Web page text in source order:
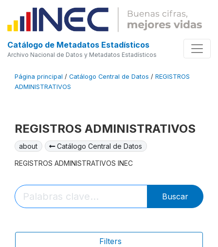
Catálogo de Metadatos Estadísticos
Archivo Nacional de Datos y Metadatos Estadísticos
Página principal / Catálogo Central de Datos / REGISTROS
ADMINISTRATIVOS
REGISTROS ADMINISTRATIVOS
about Catálogo Central de Datos
REGISTROS ADMINISTRATIVOS INEC
Buscar
Filters